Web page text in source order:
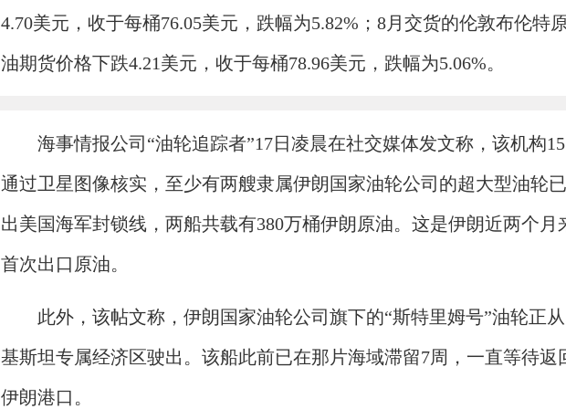
4.70美元，收于每桶76.05美元，跌幅为5.82%；8月交货的伦敦布伦特
油期货价格下跌4.21美元，收于每桶78.96美元，跌幅为5.06%。
海事情报公司“油轮追踪者”17日凌晨在社交媒体发文称，该机构15
通过卫星图像核实，至少有两艘隶属伊朗国家油轮公司的超大型油轮
出美国海军封锁线，两船共载有380万桶伊朗原油。这是伊朗近两个月
首次出口原油。
此外，该帖文称，伊朗国家油轮公司旗下的“斯特里姆号”油轮正
基斯坦专属经济区驶出。该船此前已在那片海域滞留7周，一直等待返
伊朗港口。